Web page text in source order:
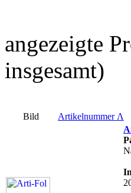
angezeigte
insgesamt)
Bild ArtikelnummerΛ